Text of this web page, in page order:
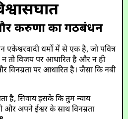
करुणा का गठबंधन
एकेश्वरवादी धर्मों में से एक है, जो पवित्र
न तो विजय पर आधारित है और न ही
विनम्रता पर आधारित है। जैसा कि नबी
है, सिवाय इसके कि तुम न्याय
और अपने ईश्वर के साथ विनम्रता